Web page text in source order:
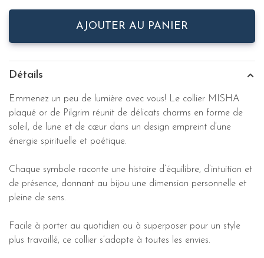
AJOUTER AU PANIER
Détails
Emmenez un peu de lumière avec vous! Le collier MISHA
plaqué or de Pilgrim réunit de délicats charms en forme de
soleil, de lune et de cœur dans un design empreint d’une
énergie spirituelle et poétique.
Chaque symbole raconte une histoire d’équilibre, d’intuition et
de présence, donnant au bijou une dimension personnelle et
pleine de sens.
Facile à porter au quotidien ou à superposer pour un style
plus travaillé, ce collier s’adapte à toutes les envies.